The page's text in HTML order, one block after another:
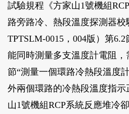
試驗規程《方家山1號機組
路旁路冷、熱段溫度探測器校
TPTSLM-0015，004版）第
能同時測量多支溫度計電阻，
節“測量一個環路冷熱段溫度
外兩個環路的冷熱段溫度指示
山1號機組RCP系統反應堆冷